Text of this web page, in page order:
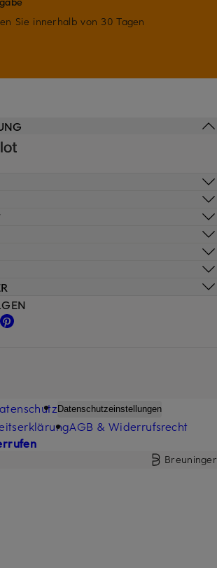
Sie innerhalb von 30 Tagen
Datenschutzeinstellungen
AGB & Widerrufsrecht
Breuninger